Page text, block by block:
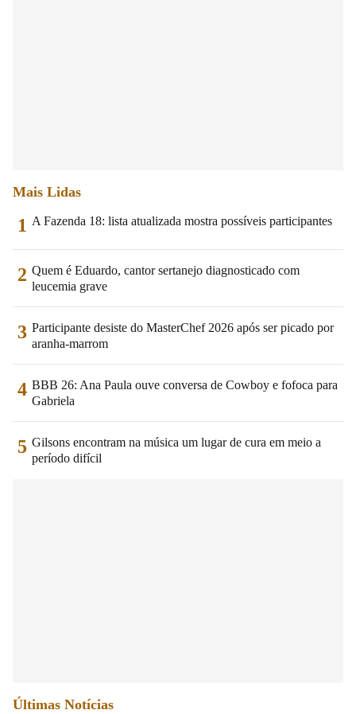
Mais Lidas
1 A Fazenda 18: lista atualizada mostra possíveis participantes
2 Quem é Eduardo, cantor sertanejo diagnosticado com
leucemia grave
3 Participante desiste do MasterChef 2026 após ser picado por
aranha-marrom
4 BBB 26: Ana Paula ouve conversa de Cowboy e fofoca para
Gabriela
5 Gilsons encontram na música um lugar de cura em meio a
período difícil
Últimas Notícias